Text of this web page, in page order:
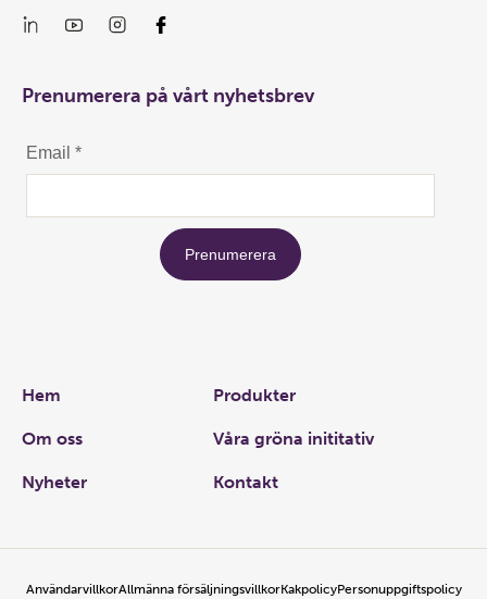
Links
Hem Produkter
Om oss Våra gröna inititativ
Nyheter Kontakt
Prenumerera på vårt nyhetsbrev
AnvändarvillkorAllmänna försäljningsvillkorKakpolicyPersonuppgiftspolicy